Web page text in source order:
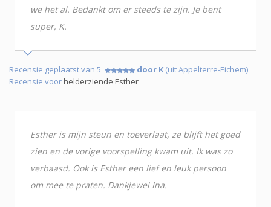
we het al. Bedankt om er steeds te zijn. Je bent
super, K.
Recensie geplaatst van 5 door K (uit Appelterre-Eichem)
Recensie voorhelderziende Esther
Esther is mijn steun en toeverlaat, ze blijft het goed
zien en de vorige voorspelling kwam uit. Ik was zo
verbaasd. Ook is Esther een lief en leuk persoon
om mee te praten. Dankjewel Ina.